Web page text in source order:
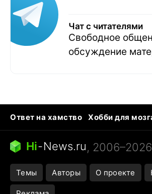
Чат с читателями
Свободное
обсуждение
Ответ на хамство
Хобби для
Бензин 100 и 95
Тунцы в
Следующая пандемия
Hi-News.ru, 2006–2026
Темы Авторы О проекте